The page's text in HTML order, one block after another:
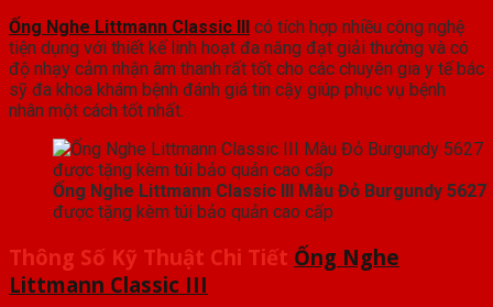
Ống Nghe Littmann Classic III có tích hợp nhiều công nghệ
tiện dụng với thiết kế linh hoạt đa năng đạt giải thưởng và có
độ nhạy cảm nhận âm thanh rất tốt cho các chuyên gia y tế bác
sỹ đa khoa khám bệnh đánh giá tin cậy giúp phục vụ bệnh
nhân một cách tốt nhất.
Ống Nghe Littmann Classic III Màu Đỏ Burgundy 5627
được tặng kèm túi bảo quản cao cấp
Thông Số Kỹ Thuật Chi Tiết Ống Nghe
Littmann Classic III